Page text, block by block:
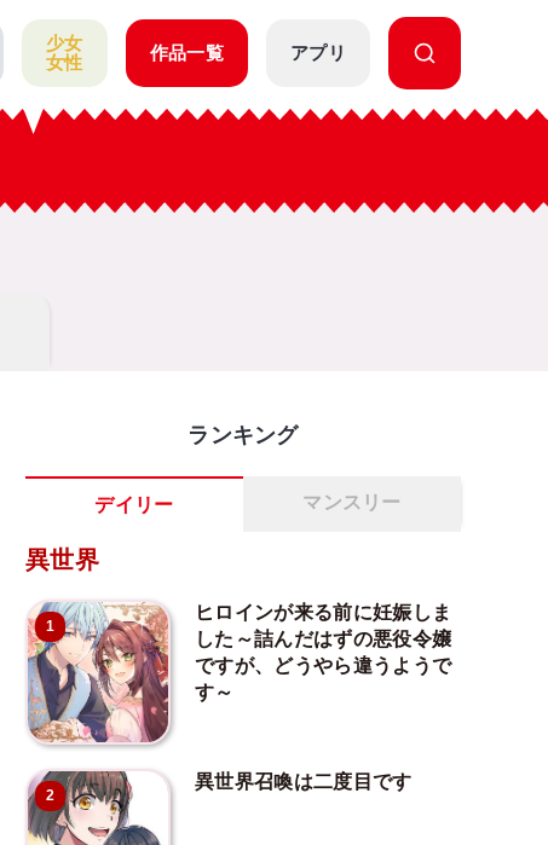
少女
女性
作品一覧 アプリ
ランキング
デイリー マンスリー
異世界
1
ヒロインが来る前に妊娠しま
した～詰んだはずの悪役令嬢
ですが、どうやら違うようで
す～
2
異世界召喚は二度目です